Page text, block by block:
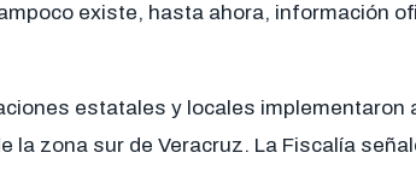
existe, hasta ahora, información
estatales y locales implementaron
la zona sur de Veracruz. La Fiscalía